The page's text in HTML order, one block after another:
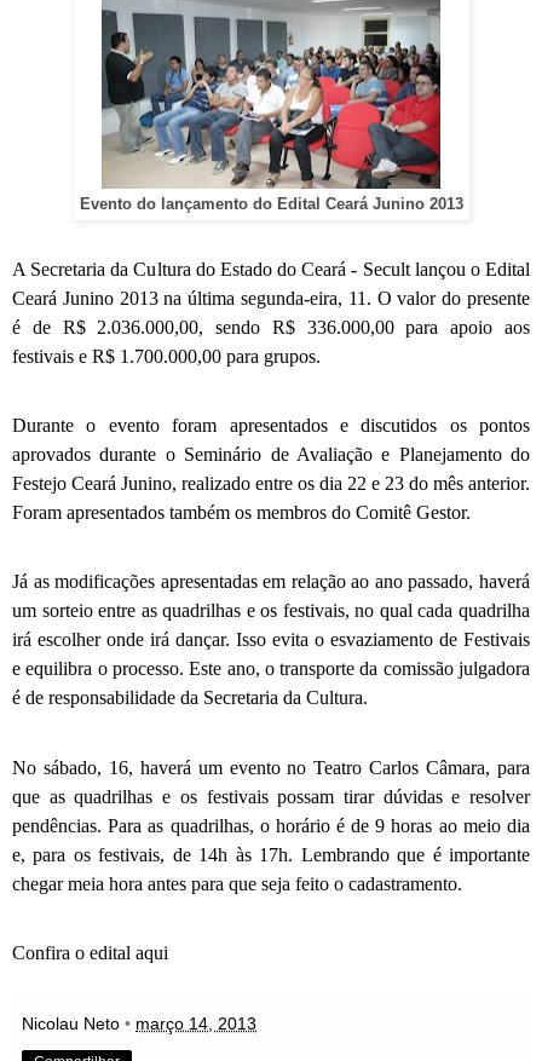
Evento do lançamento do Edital Ceará Junino 2013
A Secretaria da Cultura do Estado do Ceará - Secult lançou o Edital
Ceará Junino 2013 na última segunda-eira, 11. O valor do presente
é de R$ 2.036.000,00, sendo R$ 336.000,00 para apoio aos
festivais e R$ 1.700.000,00 para grupos.
Durante o evento foram apresentados e discutidos os pontos
aprovados durante o Seminário de Avaliação e Planejamento do
Festejo Ceará Junino, realizado entre os dia 22 e 23 do mês anterior.
Foram apresentados também os membros do Comitê Gestor.
Já as modificações apresentadas em relação ao ano passado, haverá
um sorteio entre as quadrilhas e os festivais, no qual cada quadrilha
irá escolher onde irá dançar. Isso evita o esvaziamento de Festivais
e equilibra o processo. Este ano, o transporte da comissão julgadora
é de responsabilidade da Secretaria da Cultura.
No sábado, 16, haverá um evento no Teatro Carlos Câmara, para
que as quadrilhas e os festivais possam tirar dúvidas e resolver
pendências. Para as quadrilhas, o horário é de 9 horas ao meio dia
e, para os festivais, de 14h às 17h. Lembrando que é importante
chegar meia hora antes para que seja feito o cadastramento.
Confira o edital aqui
Nicolau Neto • março 14, 2013